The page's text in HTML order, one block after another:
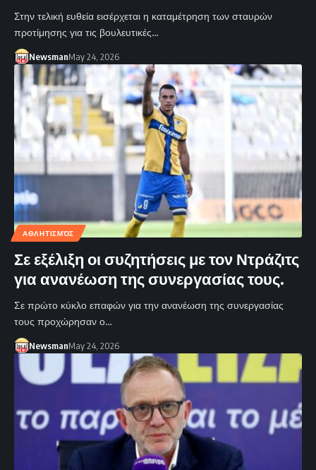
Στην τελική ευθεία εισέρχεται η καταμέτρηση των σταυρών
προτίμησης για τις βουλευτικές…
NewsmanMay 24, 2026
ΑΘΛΗΤΙΣΜΌΣ
Σε εξέλιξη οι συζητήσεις με τον Ντράζιτς
για ανανέωση της συνεργασίας τους.
Σε πρώτο κύκλο επαφών για την ανανέωση της συνεργασίας
τους προχώρησαν ο…
NewsmanMay 24, 2026